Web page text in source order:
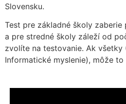
Slovensku.
Test pre základné školy zaberie
a pre stredné školy záleží od
zvolíte na testovanie. Ak všetky
Informatické myslenie), môže